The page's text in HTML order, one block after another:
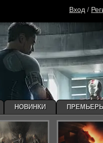
Вход /
НОВИНКИ